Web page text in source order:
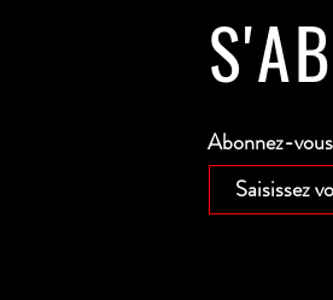
Abonnez-